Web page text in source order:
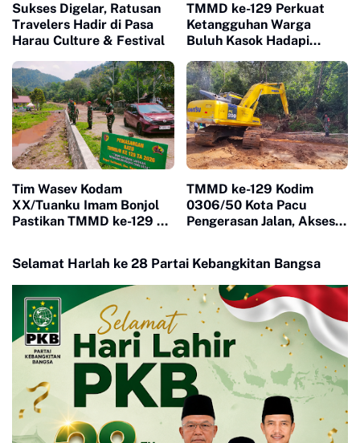
Sukses Digelar, Ratusan
Travelers Hadir di Pasa
Harau Culture & Festival
TMMD ke-129 Perkuat
Ketangguhan Warga
Buluh Kasok Hadapi
Tim Wasev Kodam
XX/Tuanku Imam Bonjol
Pastikan TMMD ke-129 di
TMMD ke-129 Kodim
0306/50 Kota Pacu
Pengerasan Jalan, Akses
Selamat Harlah ke 28 Partai Kebangkitan Bangsa